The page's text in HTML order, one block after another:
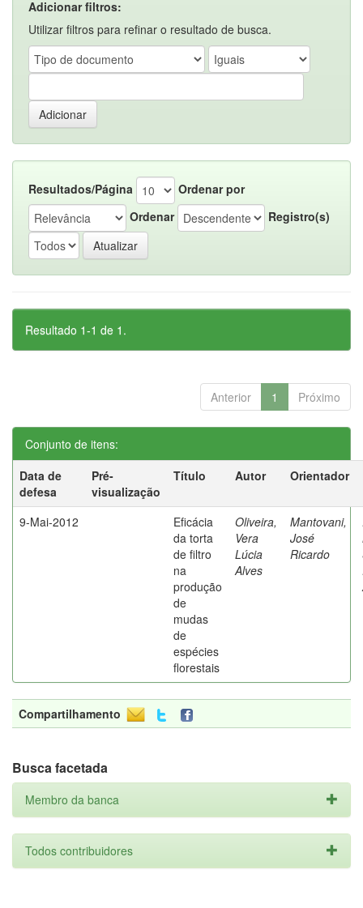
Adicionar filtros:
Utilizar filtros para refinar o resultado de busca.
Resultados/Página
Ordenar por
Ordenar
Registro(s)
Resultado 1-1 de 1.
Anterior 1 Próximo
Conjunto de itens:
Data de
defesa
Pré-
visualização
Título Autor Orientador
9-Mai-2012
Eficácia
da torta
de filtro
na
produção
de
mudas
de
espécies
florestais
Oliveira,
Vera
Lúcia
Alves
Mantovani,
José
Ricardo
Compartilhamento
Busca facetada
Membro da banca
Todos contribuidores